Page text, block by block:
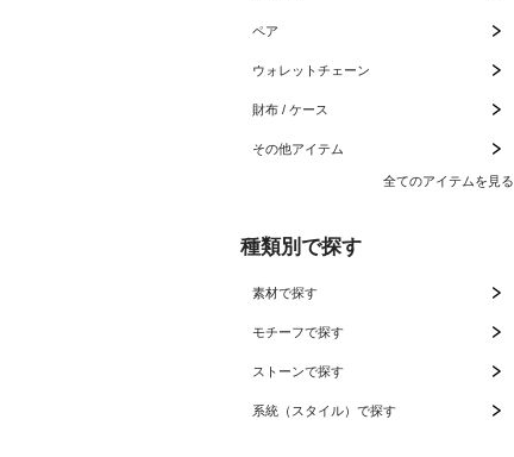
ペア
ウォレットチェーン
財布 / ケース
その他アイテム
全てのアイテムを見る
種類別で探す
素材で探す
モチーフで探す
ストーンで探す
系統（スタイル）で探す